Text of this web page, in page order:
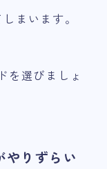
まいます。
を選びましょ
やりずらい